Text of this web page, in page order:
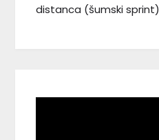
distanca (šumski sprint)